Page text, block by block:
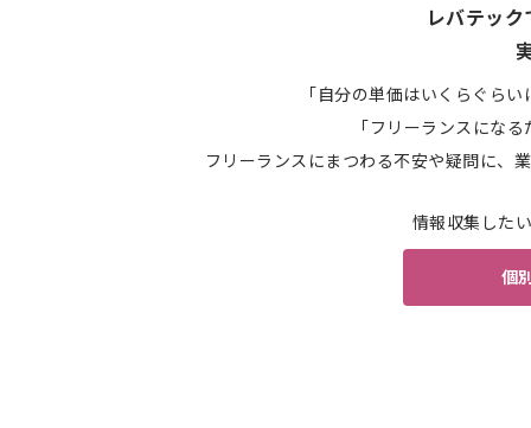
レバテッ
「自分の単価はいくらぐら
「フリーランスにな
フリーランスにまつわる不安や疑問に、
情報収集した
個